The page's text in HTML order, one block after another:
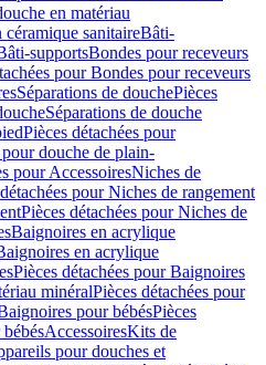
en matériau
céramique sanitaireBâti-
supportsBondes pour receveurs
pour Bondes pour receveurs
Séparations de douchePièces
Séparations de douche
Pièces détachées pour
douche de plain-
pour AccessoiresNiches de
pour Niches de rangement
Pièces détachées pour Niches de
Baignoires en acrylique
en acrylique
Pièces détachées pour Baignoires
minéralPièces détachées pour
pour bébésPièces
AccessoiresKits de
pour douches et